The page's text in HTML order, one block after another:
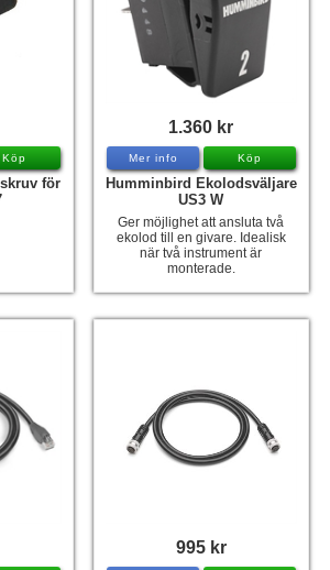
Köp
för
1.360 kr
Mer info Köp
Humminbird Ekolodsväljare
US3 W
Ger möjlighet att ansluta två
ekolod till en givare. Idealisk
när två instrument är
monterade.
995 kr